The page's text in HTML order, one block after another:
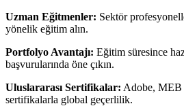
Uzman Eğitmenler: Sektör
yönelik eğitim alın.
Portfolyo Avantajı: Eğitim süresince
başvurularında öne çıkın.
Uluslararası Sertifikalar: Adobe, MEB
sertifikalarla global geçerlilik.